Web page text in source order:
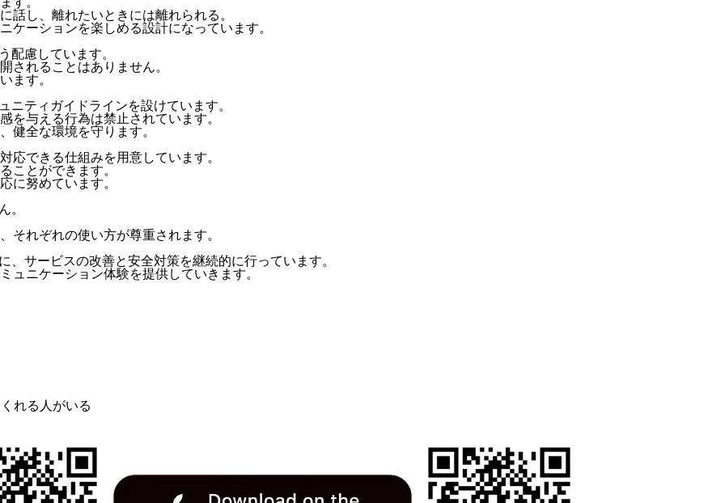
し、離れたいときには離れられる。
ーションを楽しめる設計になっています。
配慮しています。
されることはありません。
ます。
ティガイドラインを設けています。
を与える行為は禁止されています。
健全な環境を守ります。
応できる仕組みを用意しています。
ことができます。
に努めています。
。
それぞれの使い方が尊重されます。
サービスの改善と安全対策を継続的に行っています。
ニケーション体験を提供していきます。
れる人がいる